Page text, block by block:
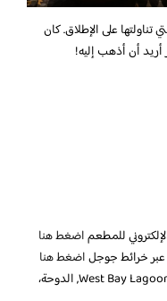
تناولتها على الإطلاق. كان
أن أذهب إليه!
للمطعماضغط هنا
خرائط جوجلاضغط هنا
West Bay Lagoon Street, الدوحة،